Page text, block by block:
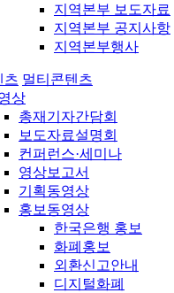
지역본부 보도자료
지역본부 공지사항
지역본부행사
츠 멀티콘텐츠
상
총재기자간담회
보도자료설명회
컨퍼런스·세미나
영상보고서
기획동영상
홍보동영상
한국은행 홍보
화폐홍보
외환신고안내
디지털화폐